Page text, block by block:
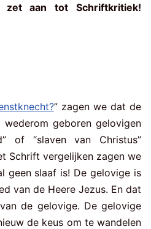
zet aan tot Schriftkritiek!
” zagen we dat de
geboren gelovigen
of “slaven van Christus”
Schrift vergelijken zagen we
geen slaaf is! De gelovige is
van de Heere Jezus. En dat
de gelovige. De gelovige
de keus om te wandelen